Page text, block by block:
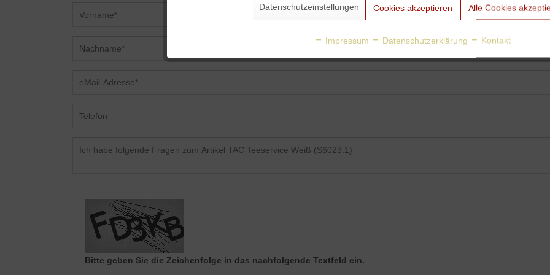
Bitte geben Sie die Zeichenfolge in das nachfolgende Textfeld ein.
Datenschutzeinstellungen Cookies akzeptieren Alle Cookies
Impressum Datenschutzerklärung Kontakt